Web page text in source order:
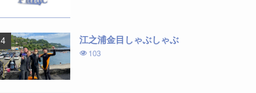
江之浦金目しゃぶしゃぶ
103